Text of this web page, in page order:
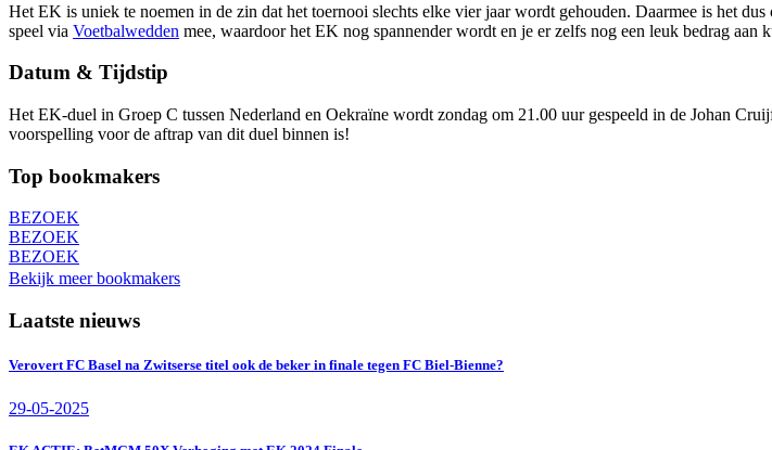
Het EK is uniek te noemen in de zin dat het toernooi slechts elke vier jaar wordt gehouden. Daarmee is het
speel via Voetbalwedden mee, waardoor het EK nog spannender wordt en je er zelfs nog een leuk bedrag aan
Datum & Tijdstip
Het EK-duel in Groep C tussen Nederland en Oekraïne wordt zondag om 21.00 uur gespeeld in de Johan
voorspelling voor de aftrap van dit duel binnen is!
Top bookmakers
BEZOEK
BEZOEK
BEZOEK
Bekijk meer bookmakers
Laatste nieuws
Verovert FC Basel na Zwitserse titel ook de beker in finale tegen FC Biel-Bienne?
29-05-2025